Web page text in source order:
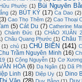
Phước (1) Bùi Nguyên
(2) BÚT KÝ (17) Ca Dao (2)
Cao Thọ Thêm (2) Cao Thoại
(5) Cát Du (7) Catherine
Chánh Đức (1) CHÀO XUÂN
Châu Quang Phước (1) Châu
(1) chủ (1) CHỦ BIÊN (141)
Trầm Nguyên Minh (16)
(1) Công Nguyễn (1) Cơ Xương
HÓA (6) Dạ Ngân (1) Dã
Linh (18) Diệp Uy (1) Dino